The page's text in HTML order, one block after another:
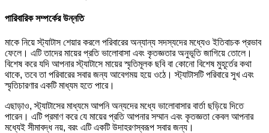
পারিবারিক সম্পর্কের উন্নতি
মাকে নিয়ে স্ট্যাটাস শেয়ার করলে পরিবারের অন্যান্য সদস্যদের মধ্যেও ইতিবাচক প্রভাব
ফেলে। এটি তাদের মায়ের প্রতি ভালোবাসা এবং কৃতজ্ঞতার অনুভূতি জাগিয়ে তোলে।
বিশেষ করে যদি আপনার স্ট্যাটাসে মায়ের স্মৃতিমূলক ছবি বা কোনো বিশেষ মুহূর্তের কথা
থাকে, তবে তা পরিবারের সবার জন্য আবেগময় হয়ে ওঠে। স্ট্যাটাসটি পরিবারে সুখ এবং
স্মৃতিচারণার একটি মাধ্যম হতে পারে।
এছাড়াও, স্ট্যাটাসের মাধ্যমে আপনি অন্যদের মধ্যে ভালোবাসার বার্তা ছড়িয়ে দিতে
পারেন। এটি প্রমাণ করে যে মায়ের প্রতি আপনার সম্মান এবং কৃতজ্ঞতা কেবল আপনার
মধ্যেই সীমাবদ্ধ নয়, বরং এটি একটি উদাহরণস্বরূপ সবার জন্য।